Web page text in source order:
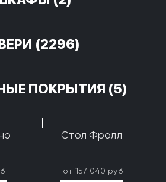
(2296)
ПОКРЫТИЯ (5)
Стол Фролл
от 157 040 руб.